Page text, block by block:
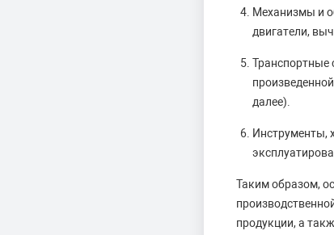
Механизмы и
двигатели,
Транспортные
далее).
Инструменты,
Таким образом,
продукции, а